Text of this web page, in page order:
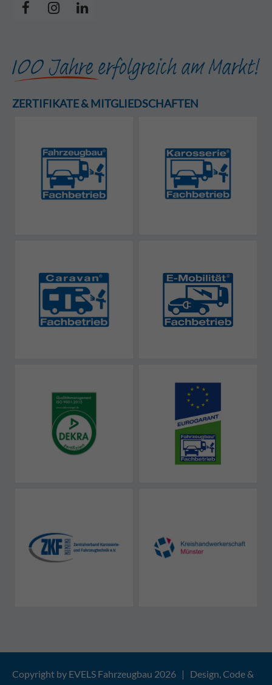
ZERTIFIKATE & MITGLIEDSCHAFTEN
Copyright by EVELS Fahrzeugbau 2026 | Design, Code &